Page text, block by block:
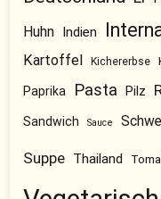
Huhn Indien
Kartoffel Kichererbse
Paprika Pasta Pilz
Sandwich Sauce
Suppe Thailand